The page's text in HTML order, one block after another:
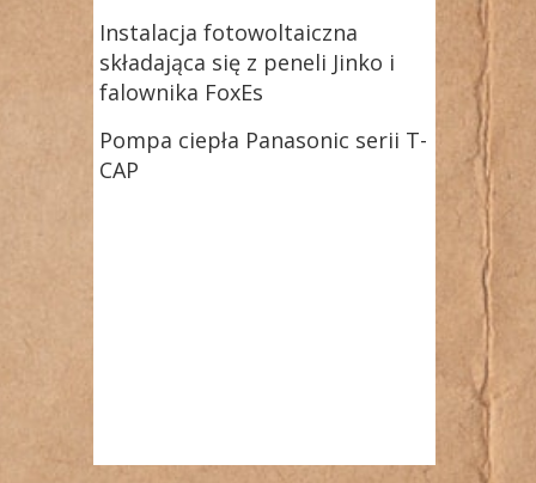
Instalacja fotowoltaiczna
składająca się z peneli Jinko i
falownika FoxEs
Pompa ciepła Panasonic serii T-
CAP